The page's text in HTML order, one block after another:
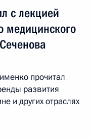
с лекцией
медицинского
прочитал
развития
и других отраслях